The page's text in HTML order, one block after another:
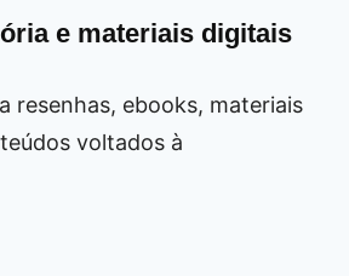
e materiais digitais
resenhas, ebooks, materiais
voltados à